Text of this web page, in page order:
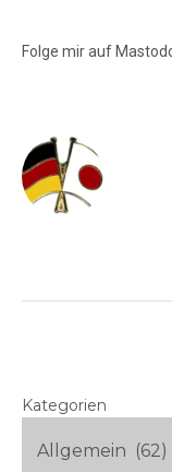
Folge mir auf
Kategorien